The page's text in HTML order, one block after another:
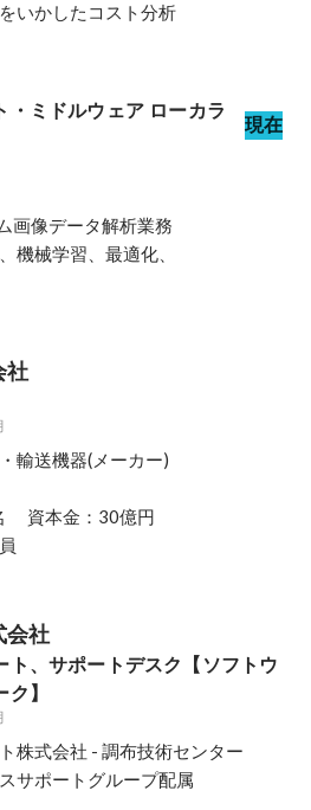
いかしたコスト分析
・ミドルウェア ローカラ
現在
画像データ解析業務
機械学習、最適化、
社
輸送機器(メーカー)
会社
ト、サポートデスク【ソフトウ
】
株式会社 - 調布技術センター
サポートグループ配属